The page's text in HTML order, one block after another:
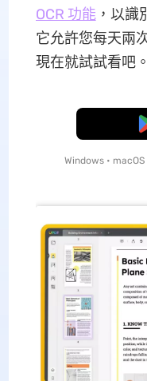
OCR 功能，以識
它允許您每天兩
現在就試試看吧。
Windows • macOS